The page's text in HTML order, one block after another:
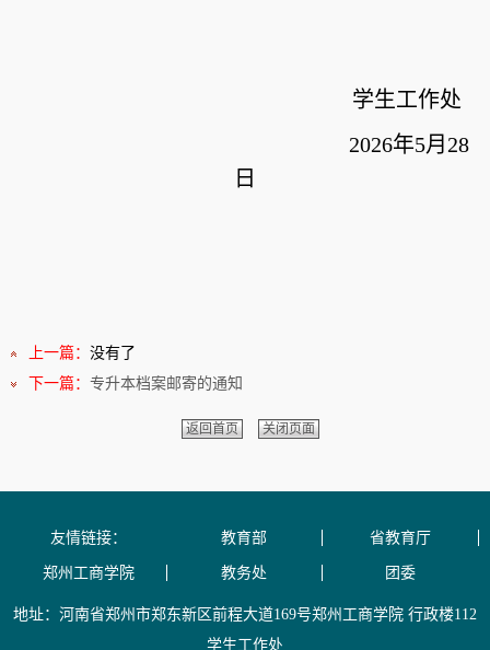
学生工作处
2026年5月28
日
上一篇： 没有了
下一篇： 专升本档案邮寄的通知
返回首页 关闭页面
友情链接： 教育部 省教育厅
郑州工商学院 教务处 团委
地址：河南省郑州市郑东新区前程大道169号郑州工商学院 行政楼112
学生工作处